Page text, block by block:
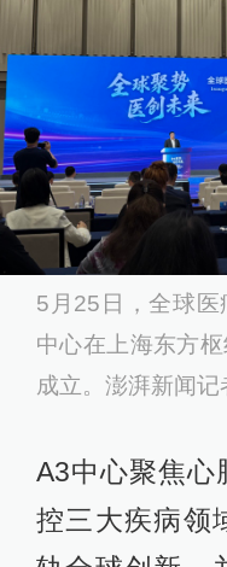
5月25日，全球
中心在上海东方
成立。澎湃新闻记
A3中心聚焦心
控三大疾病领